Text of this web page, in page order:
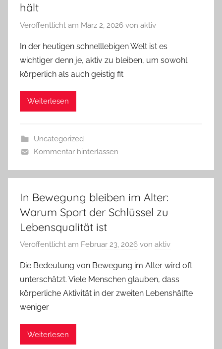
hält
Veröffentlicht am März 2, 2026 von aktiv
In der heutigen schnelllebigen Welt ist es
wichtiger denn je, aktiv zu bleiben, um sowohl
körperlich als auch geistig fit
Weiterlesen
Uncategorized
Kommentar hinterlassen
In Bewegung bleiben im Alter:
Warum Sport der Schlüssel zu
Lebensqualität ist
Veröffentlicht am Februar 23, 2026 von aktiv
Die Bedeutung von Bewegung im Alter wird oft
unterschätzt. Viele Menschen glauben, dass
körperliche Aktivität in der zweiten Lebenshälfte
weniger
Weiterlesen